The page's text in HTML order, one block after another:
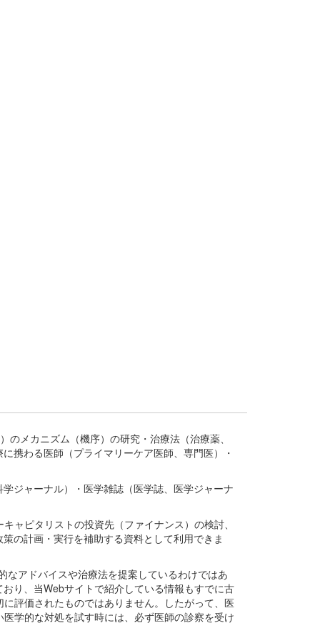
メカニズム（機序）の研究・治療法（治療薬、
携わる医師（プライマリーケア医師、専門医）・
ジャーナル）・医学雑誌（医学誌、医学ジャーナ
ャピタリストの投資先（ファイナンス）の検討、
の計画・実行を補助する資料として利用できま
アドバイスや治療法を提案しているわけではあ
り、当Webサイトで紹介している情報もすでに古
評価されたものではありません。したがって、医
学的な対処を試す時には、必ず医師の診察を受け